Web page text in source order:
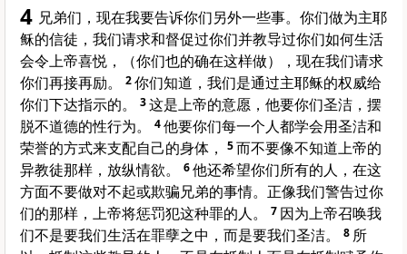
4 兄弟们，现在我要告诉你们另外一些事。你们做为主耶
稣的信徒，我们请求和督促过你们并教导过你们如何生活
会令上帝喜悦，（你们也的确在这样做），现在我们请求
你们再接再励。
2你们知道，我们是通过主耶稣的权威给
你们下达指示的。
3这是上帝的意愿，他要你们圣洁，摆
脱不道德的性行为。
4他要你们每一个人都学会用圣洁和
荣誉的方式来支配自己的身体，
5而不要像不知道上帝的
异教徒那样，放纵情欲。
6他还希望你们所有的人，在这
方面不要做对不起或欺骗兄弟的事情。正像我们警告过你
们的那样，上帝将惩罚犯这种罪的人。
7 因为上帝召唤我
们不是要我们生活在罪孽之中，而是要我们圣洁。
8 所